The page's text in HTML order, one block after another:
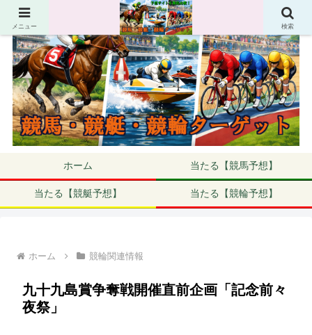
ホーム 当たる【競馬予想】
当たる【競艇予想】 当たる【競輪予想】
ホーム 競輪関連情報
九十九島賞争奪戦開催直前企画「記念前々
夜祭」
メニュー 検索